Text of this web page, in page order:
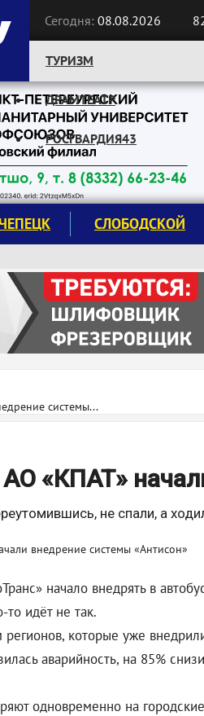
Сегодня: 08.08.2026
ТУРИЗМ
ДРАМТЕАТР
РОСГВАРДИЯ43
СЛОБОДСКОЙ
системы...
«КПАТ»
не спали, а
начало внедрять в
то идёт не так.
регионов, которые уже
аварийность, на 85%
одновременно на